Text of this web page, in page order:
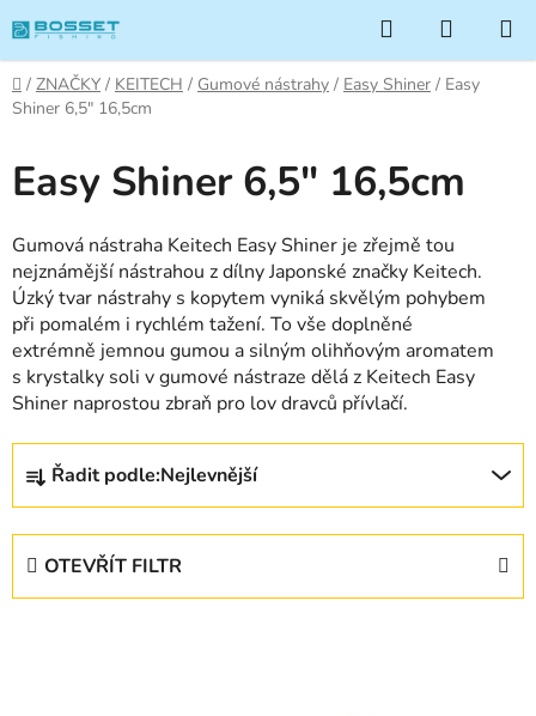
na
obsah
Hledat
KOŠÍK
Domů
/ ZNAČKY / KEITECH / Gumové nástrahy / Easy Shiner / Easy
Shiner 6,5" 16,5cm
Easy Shiner 6,5" 16,5cm
Gumová nástraha Keitech Easy Shiner je zřejmě tou
nejznámější nástrahou z dílny Japonské značky Keitech.
Úzký tvar nástrahy s kopytem vyniká skvělým pohybem
při pomalém i rychlém tažení. To vše doplněné
extrémně jemnou gumou a silným olihňovým aromatem
s krystalky soli v gumové nástraze dělá z Keitech Easy
Shiner naprostou zbraň pro lov dravců přívlačí.
Ř
z
Řadit podle:Nejlevnější
OTEVŘÍT FILTR